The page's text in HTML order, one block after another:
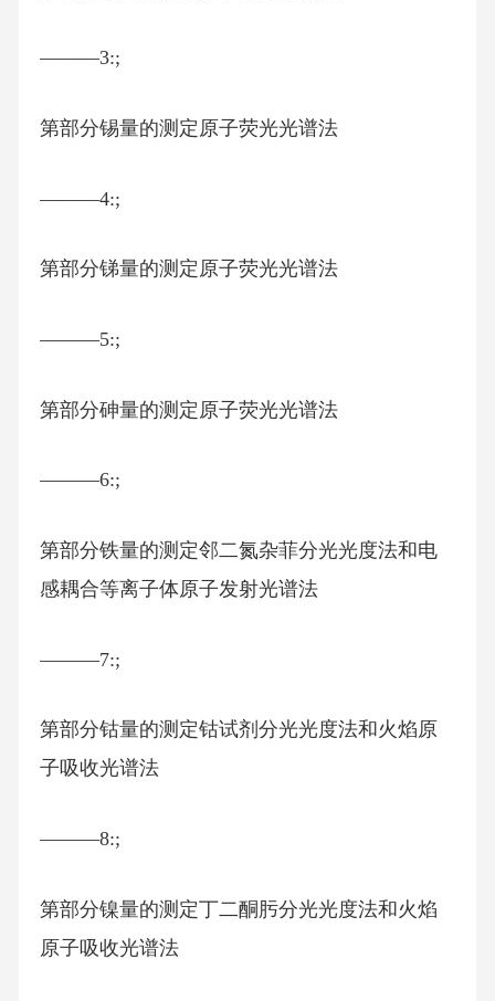
———3:;
第部分锡量的测定原子荧光光谱法
———4:;
第部分锑量的测定原子荧光光谱法
———5:;
第部分砷量的测定原子荧光光谱法
———6:;
第部分铁量的测定邻二氮杂菲分光光度法和电
感耦合等离子体原子发射光谱法
———7:;
第部分钴量的测定钴试剂分光光度法和火焰原
子吸收光谱法
———8:;
第部分镍量的测定丁二酮肟分光光度法和火焰
原子吸收光谱法